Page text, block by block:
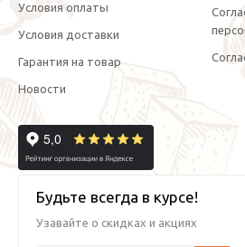
Условия оплаты
Условия доставки
Гарантия на товар
Новости
Будьте всегда в курсе!
Узавайте о скидках и акциях